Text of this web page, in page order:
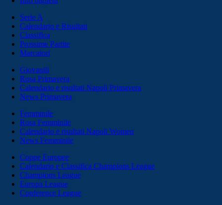
Serie A
Calendario e Risultati
Classifica
Prossime Partite
Marcatori
Giovanili
Rosa Primavera
Calendario e risultati Napoli Primavera
News Primavera
Femminile
Rosa Femminile
Calendario e risultati Napoli Women
News Femminile
Coppe Europee
Calendario e Classifica Champions League
Champions League
Europa League
Conference League